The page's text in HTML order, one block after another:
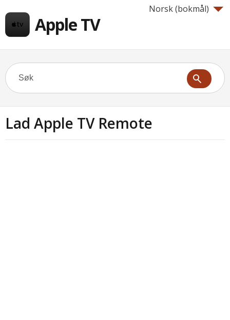
Norsk (bokmål)‎
Apple TV
Lad Apple TV Remote